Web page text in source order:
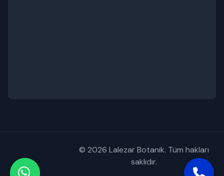
© 2026 Lalezar Botanik. Tüm hakları
saklıdır.